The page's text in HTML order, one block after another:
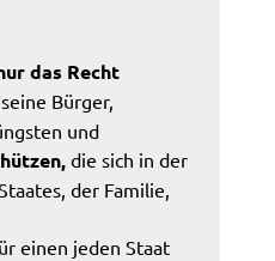
das Recht
seine Bürger,
und
die sich in der
der Familie,
einen jeden Staat